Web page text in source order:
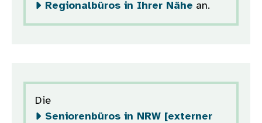
Regionalbüros in Ihrer Nähe an.
Die
Seniorenbüros in NRW [externer